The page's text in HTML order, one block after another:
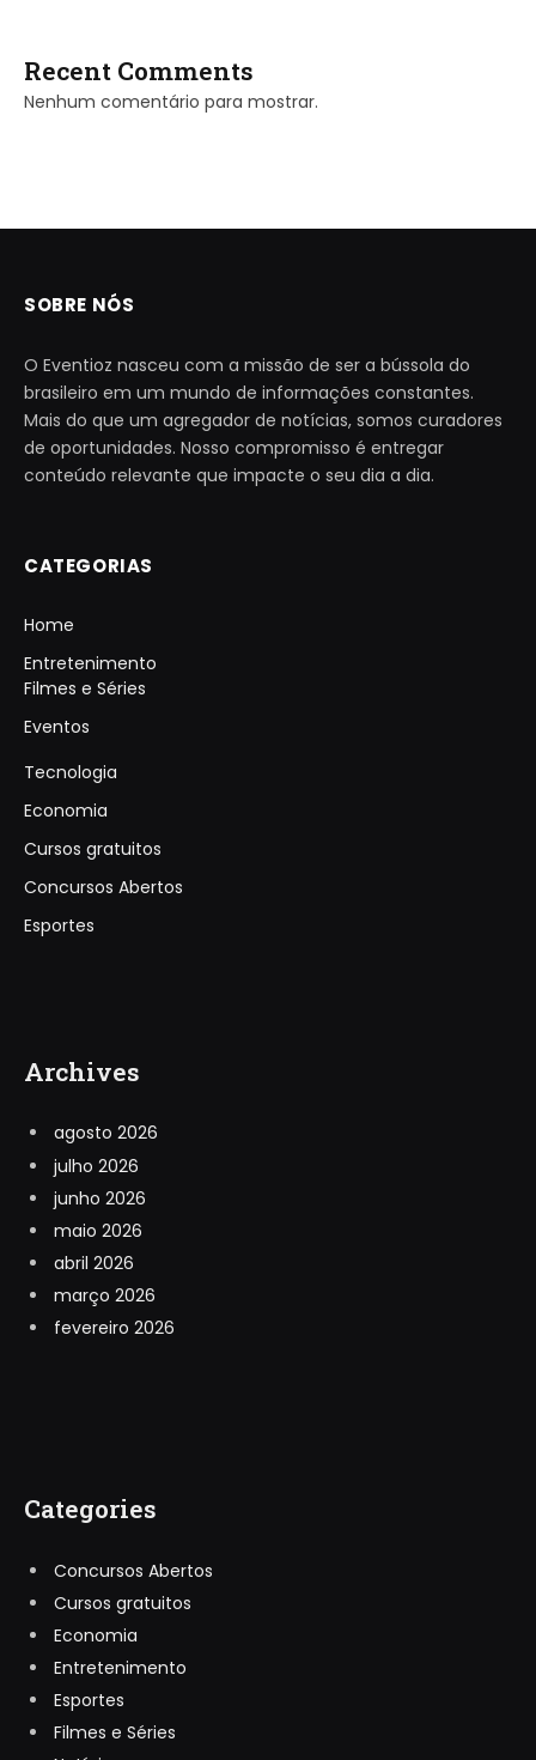
Recent Comments
Nenhum comentário para mostrar.
SOBRE NÓS
O Eventioz nasceu com a missão de ser a bússola do
brasileiro em um mundo de informações constantes.
Mais do que um agregador de notícias, somos curadores
de oportunidades. Nosso compromisso é entregar
conteúdo relevante que impacte o seu dia a dia.
CATEGORIAS
Home
Entretenimento
Filmes e Séries
Eventos
Tecnologia
Economia
Cursos gratuitos
Concursos Abertos
Esportes
Archives
agosto 2026
julho 2026
junho 2026
maio 2026
abril 2026
março 2026
fevereiro 2026
Categories
Concursos Abertos
Cursos gratuitos
Economia
Entretenimento
Esportes
Filmes e Séries